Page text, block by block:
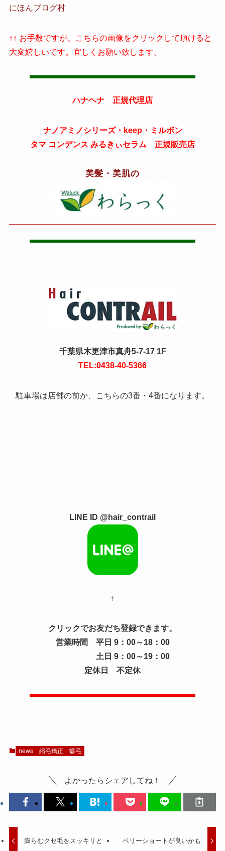
にほんブログ村
↑↑ お手数ですが、こちらの画像をクリックして頂けると
大変嬉しいです。宜しくお願い致します。
ハナヘナ 正規代理店
ナノアミノシリーズ・keep・ミルボン
タマ コンデンス みるきぃセラム 正規販売店
美髪・美肌の
千葉県木更津市真舟5-7-17 1F
TEL:0438-40-5366
駐車場は店舗の前か、こちらの3番・4番になります。
LINE ID @hair_contrail
↑
クリックでお友だち登録できます。
営業時間 平日 9：00～18：00
土日 9：00～19：00
定休日 不定休
news 縮毛矯正 癖毛
よかったらシェアしてね！
膨らむクセ毛をスッキリと ベリーショートが良いかも